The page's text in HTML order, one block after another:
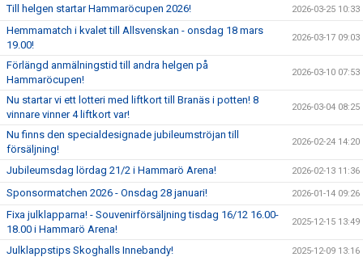
Till helgen startar Hammaröcupen 2026! 2026-03-25 10:33
Hemmamatch i kvalet till Allsvenskan - onsdag 18 mars
19.00!
2026-03-17 09:03
Förlängd anmälningstid till andra helgen på
Hammaröcupen!
2026-03-10 07:53
Nu startar vi ett lotteri med liftkort till Branäs i potten! 8
vinnare vinner 4 liftkort var!
2026-03-04 08:25
Nu finns den specialdesignade jubileumströjan till
försäljning!
2026-02-24 14:20
Jubileumsdag lördag 21/2 i Hammarö Arena! 2026-02-13 11:36
Sponsormatchen 2026 - Onsdag 28 januari! 2026-01-14 09:26
Fixa julklapparna! - Souvenirförsäljning tisdag 16/12 16.00-
18.00 i Hammarö Arena!
2025-12-15 13:49
Julklappstips Skoghalls Innebandy! 2025-12-09 13:16